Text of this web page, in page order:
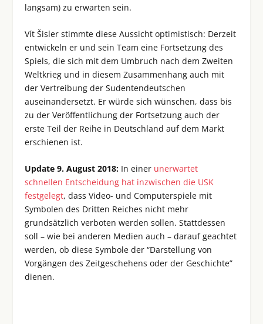
langsam) zu erwarten sein.
Vít Šisler stimmte diese Aussicht optimistisch: Derzeit
entwickeln er und sein Team eine Fortsetzung des
Spiels, die sich mit dem Umbruch nach dem Zweiten
Weltkrieg und in diesem Zusammenhang auch mit
der Vertreibung der Sudentendeutschen
auseinandersetzt. Er würde sich wünschen, dass bis
zu der Veröffentlichung der Fortsetzung auch der
erste Teil der Reihe in Deutschland auf dem Markt
erschienen ist.
Update 9. August 2018: In einer unerwartet
schnellen Entscheidung hat inzwischen die USK
festgelegt, dass Video- und Computerspiele mit
Symbolen des Dritten Reiches nicht mehr
grundsätzlich verboten werden sollen. Stattdessen
soll – wie bei anderen Medien auch – darauf geachtet
werden, ob diese Symbole der “Darstellung von
Vorgängen des Zeitgeschehens oder der Geschichte”
dienen.